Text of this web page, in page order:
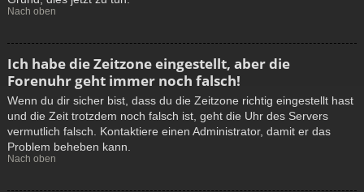
Nach oben
Ich habe die Zeitzone eingestellt, aber die
Forenuhr geht immer noch falsch!
Wenn du dir sicher bist, dass du die Zeitzone richtig eingestellt hast
und die Zeit trotzdem noch falsch ist, geht die Uhr des Servers
vermutlich falsch. Kontaktiere einen Administrator, damit er das
Problem beheben kann.
Nach oben